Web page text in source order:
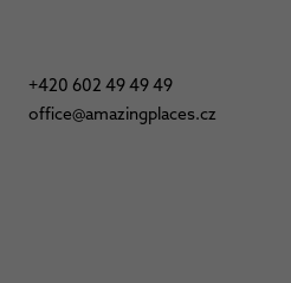
+420 602 49 49 49
office@amazingplaces.cz